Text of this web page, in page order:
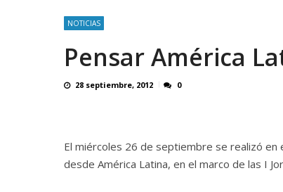
NOTICIAS
Pensar América
28 septiembre, 2012 0
El miércoles 26 de septiembre se realizó en
desde América Latina, en el marco de las I